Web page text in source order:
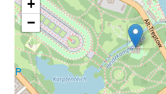
+
−